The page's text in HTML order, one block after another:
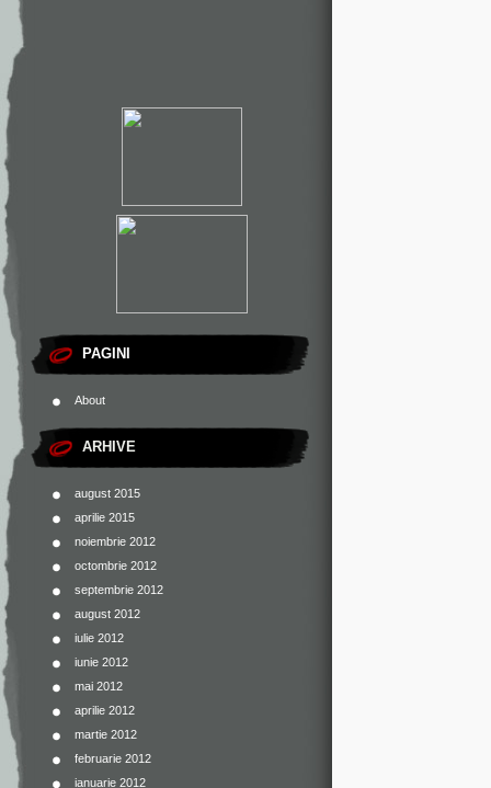
PAGINI
About
ARHIVE
august 2015
aprilie 2015
noiembrie 2012
octombrie 2012
septembrie 2012
august 2012
iulie 2012
iunie 2012
mai 2012
aprilie 2012
martie 2012
februarie 2012
ianuarie 2012